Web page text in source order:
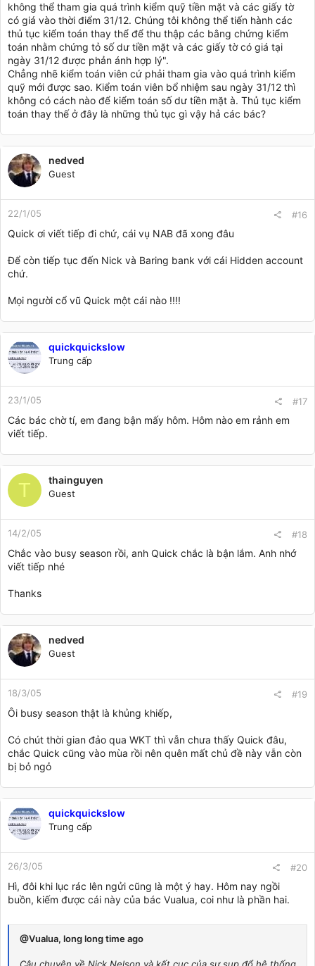
không thể tham gia quá trình kiểm quỹ tiền mặt và các giấy tờ
có giá vào thời điểm 31/12. Chúng tôi không thể tiến hành các
thủ tục kiểm toán thay thể để thu thập các bằng chứng kiểm
toán nhằm chứng tỏ số dư tiền mặt và các giấy tờ có giá tại
ngày 31/12 được phản ánh hợp lý".
Chẳng nhẽ kiểm toán viên cứ phải tham gia vào quá trình kiểm
quỹ mới được sao. Kiểm toán viên bổ nhiệm sau ngày 31/12 thì
không có cách nào để kiểm toán số dư tiền mặt à. Thủ tục kiểm
toán thay thế ở đây là những thủ tục gì vậy hả các bác?
nedved
Guest
22/1/05 #16
Quick ơi viết tiếp đi chứ, cái vụ NAB đã xong đâu
Để còn tiếp tục đến Nick và Baring bank với cái Hidden account
chứ.
Mọi người cổ vũ Quick một cái nào !!!!
quickquickslow
Trung cấp
23/1/05 #17
Các bác chờ tí, em đang bận mấy hôm. Hôm nào em rảnh em
viết tiếp.
T thainguyen
Guest
14/2/05 #18
Chắc vào busy season rồi, anh Quick chắc là bận lắm. Anh nhớ
viết tiếp nhé
Thanks
nedved
Guest
18/3/05 #19
Ôi busy season thật là khủng khiếp,
Có chút thời gian đảo qua WKT thì vẫn chưa thấy Quick đâu,
chắc Quick cũng vào mùa rồi nên quên mất chủ đề này vẫn còn
bị bỏ ngỏ
quickquickslow
Trung cấp
26/3/05 #20
Hì, đôi khi lục rác lên ngửi cũng là một ý hay. Hôm nay ngồi
buồn, kiếm được cái này của bác Vualua, coi như là phần hai.
@Vualua, long long time ago